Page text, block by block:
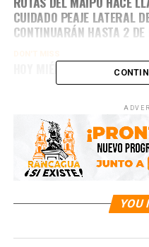
CUIDADO PEAJE LATERAL
CONTINUARÁN HASTA 2 DE
HOY MIÉRCOLES DE
YOU